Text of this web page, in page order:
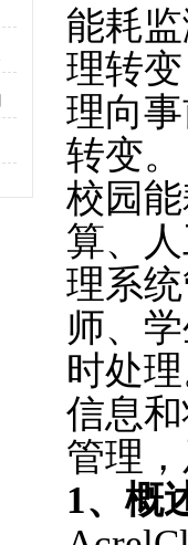
能耗
理转
理向
转变。
校园
算、
理系
师、
时处
信息
管理
1、概